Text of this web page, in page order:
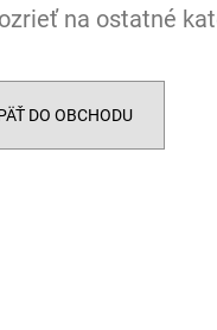
na ostatné
DO OBCHODU
MASŤ